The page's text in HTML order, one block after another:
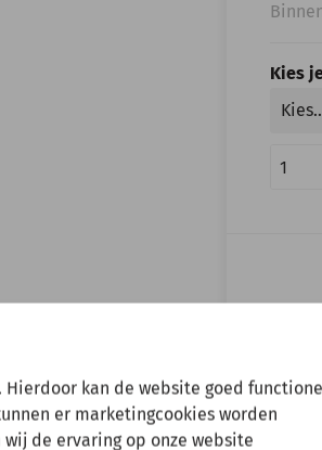
Kies
kan de website goed
er marketingcookies worden
de ervaring op onze website